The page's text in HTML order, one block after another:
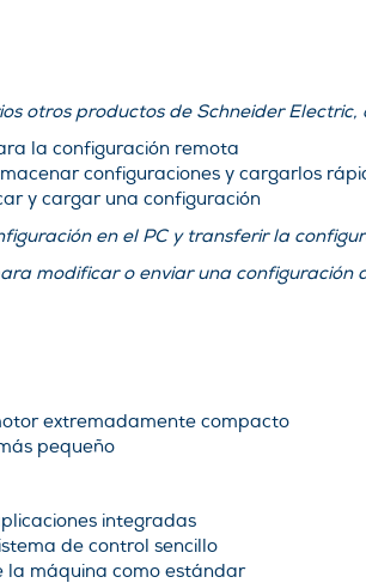
otros productos de Schneider
la configuración remota
configuraciones y cargarlos
y cargar una configuración
en el PC y transferir la
modificar o enviar una
extremadamente compacto
pequeño
integradas
de control sencillo
la máquina como estándar